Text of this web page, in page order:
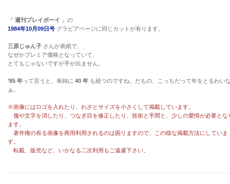
『 週刊プレイボーイ 』の
1984年10月09日号 グラビアページに同じカットが有ります。
三原じゅん子 さんが表紙で、、
なぜかプレミア価格となっていて、
とてもじゃないですが手が出ません。
’85 年って言うと、単純に 40 年 も経つのですね。だもの、こっちだって年をとるわい
ぁ。
※画像にはロゴを入れたり、わざとサイズを小さくして掲載しています。
傷や文字を消したり、つなぎ目を修正したり、技術と手間と、少しの愛情が必要とな
ます。
著作権の有る画像を商用利用されるのは困りますので、この様な掲載方法にしていま
す。
転載、販売など、いかなる二次利用もご遠慮下さい。